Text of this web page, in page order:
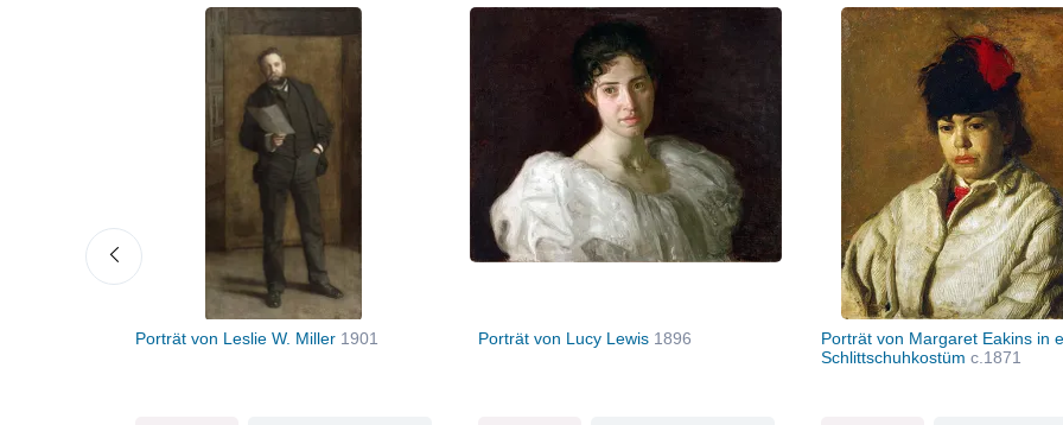
Porträt von Leslie W. Miller 1901 Porträt von Lucy Lewis 1896
Porträt von Margaret Eakins in
Schlittschuhkostüm c.1871